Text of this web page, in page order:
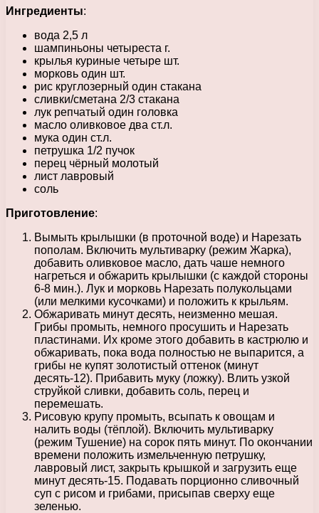
Ингредиенты:
вода 2,5 л
шампиньоны четыреста г.
крылья куриные четыре шт.
морковь один шт.
рис круглозерный один стакана
сливки/сметана 2/3 стакана
лук репчатый один головка
масло оливковое два ст.л.
мука один ст.л.
петрушка 1/2 пучок
перец чёрный молотый
лист лавровый
соль
Приготовление:
Вымыть крылышки (в проточной воде) и Нарезать
пополам. Включить мультиварку (режим Жарка),
добавить оливковое масло, дать чаше немного
нагреться и обжарить крылышки (с каждой стороны
6-8 мин.). Лук и морковь Нарезать полукольцами
(или мелкими кусочками) и положить к крыльям.
Обжаривать минут десять, неизменно мешая.
Грибы промыть, немного просушить и Нарезать
пластинами. Их кроме этого добавить в кастрюлю и
обжаривать, пока вода полностью не выпарится, а
грибы не купят золотистый оттенок (минут
десять-12). Прибавить муку (ложку). Влить узкой
струйкой сливки, добавить соль, перец и
перемешать.
Рисовую крупу промыть, всыпать к овощам и
налить воды (тёплой). Включить мультиварку
(режим Тушение) на сорок пять минут. По окончании
времени положить измельченную петрушку,
лавровый лист, закрыть крышкой и загрузить еще
минут десять-15. Подавать порционно сливочный
суп с рисом и грибами, присыпав сверху еще
зеленью.